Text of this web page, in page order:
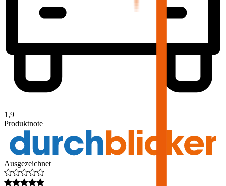
1,9
Produktnote
Ausgezeichnet